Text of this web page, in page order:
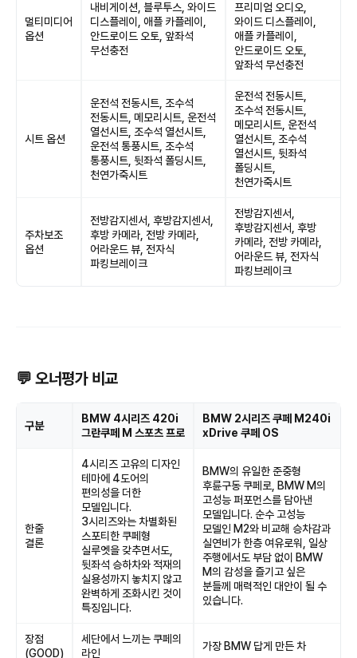
멀티미디어
옵션
내비게이션, 블루투스, 와이드
디스플레이, 애플 카플레이,
안드로이드 오토, 앞좌석
무선충전
프리미엄 오디오,
와이드 디스플레이,
애플 카플레이,
안드로이드 오토,
앞좌석 무선충전
시트 옵션
운전석 전동시트, 조수석
전동시트, 메모리시트, 운전석
열선시트, 조수석 열선시트,
운전석 통풍시트, 조수석
통풍시트, 뒷좌석 폴딩시트,
천연가죽시트
운전석 전동시트,
조수석 전동시트,
메모리시트, 운전석
열선시트, 조수석
열선시트, 뒷좌석
폴딩시트,
천연가죽시트
주차보조
옵션
전방감지센서, 후방감지센서,
후방 카메라, 전방 카메라,
어라운드 뷰, 전자식
파킹브레이크
전방감지센서,
후방감지센서, 후방
카메라, 전방 카메라,
어라운드 뷰, 전자식
파킹브레이크
💬 오너평가 비교
구분
BMW 4시리즈 420i
그란쿠페 M 스포츠 프로
BMW 2시리즈 쿠페 M240i
xDrive 쿠페 OS
한줄
결론
4시리즈 고유의 디자인
테마에 4도어의
편의성을 더한
모델입니다.
3시리즈와는 차별화된
스포티한 쿠페형
실루엣을 갖추면서도,
뒷좌석 승하차와 적재의
실용성까지 놓치지 않고
완벽하게 조화시킨 것이
특징입니다.
BMW의 유일한 준중형
후륜구동 쿠페로, BMW M의
고성능 퍼포먼스를 담아낸
모델입니다. 순수 고성능
모델인 M2와 비교해 승차감과
실연비가 한층 여유로워, 일상
주행에서도 부담 없이 BMW
M의 감성을 즐기고 싶은
분들께 매력적인 대안이 될 수
있습니다.
장점
(GOOD)
세단에서 느끼는 쿠페의
라인
가장 BMW 답게 만든 차